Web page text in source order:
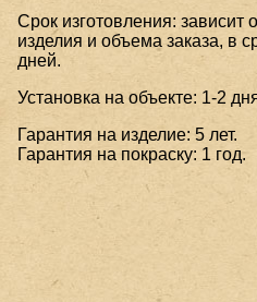
Срок изготовления: зависит
изделия и объема заказа, в
дней.
Установка на объекте: 1-2
Гарантия на изделие: 5 лет.
Гарантия на покраску: 1 год.